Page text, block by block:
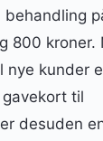
behandling
800 kroner.
kunder
til
desuden